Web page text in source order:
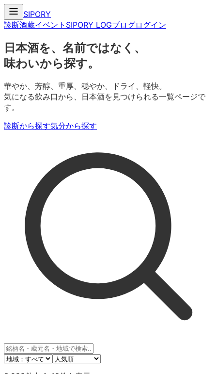
SIPORY
診断酒蔵イベント SIPORY LOGブログログイン
日本酒を、名前ではなく、
味わいから探す。
華やか、芳醇、重厚、穏やか、ドライ、軽快。
気になる飲み口から、日本酒を見つけられる一覧ページで
す。
診断から探す気分から探す